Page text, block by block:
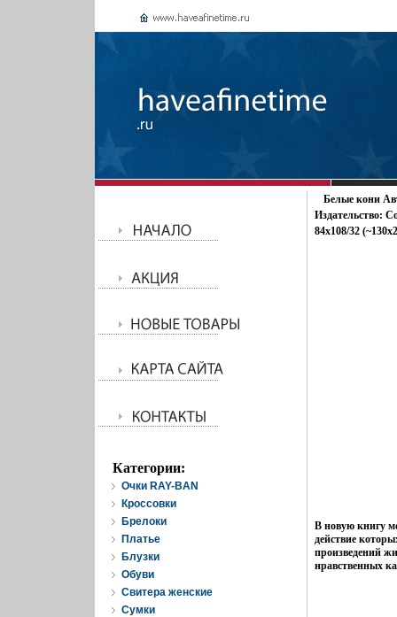
Категории:
Очки RAY-BAN
Кроссовки
Брелоки
Платье
Блузки
Обуви
Свитера женские
Cумки
Белые кони
Издательство:
84x108/32
В новую книгу
действие
произведений
нравственных